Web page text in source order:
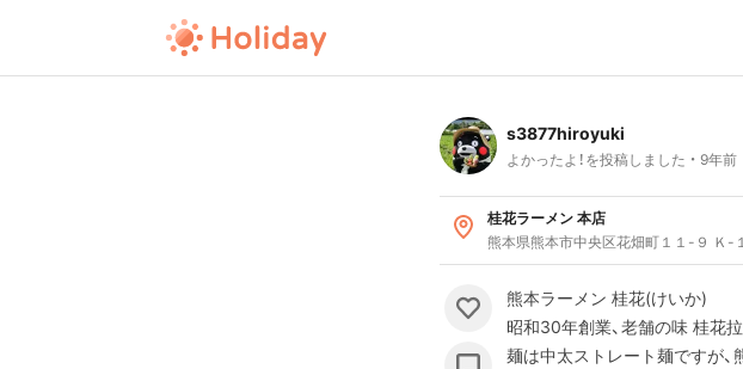
s3877hiroyuki
よかったよ！を投稿しました 9年前
桂花ラーメン 本店
熊本県熊本市中央区花畑町１１-９ Ｋ-
熊本ラーメン 桂花(けいか)
昭和30年創業、老舗の味 桂花
麺は中太ストレート麺ですが